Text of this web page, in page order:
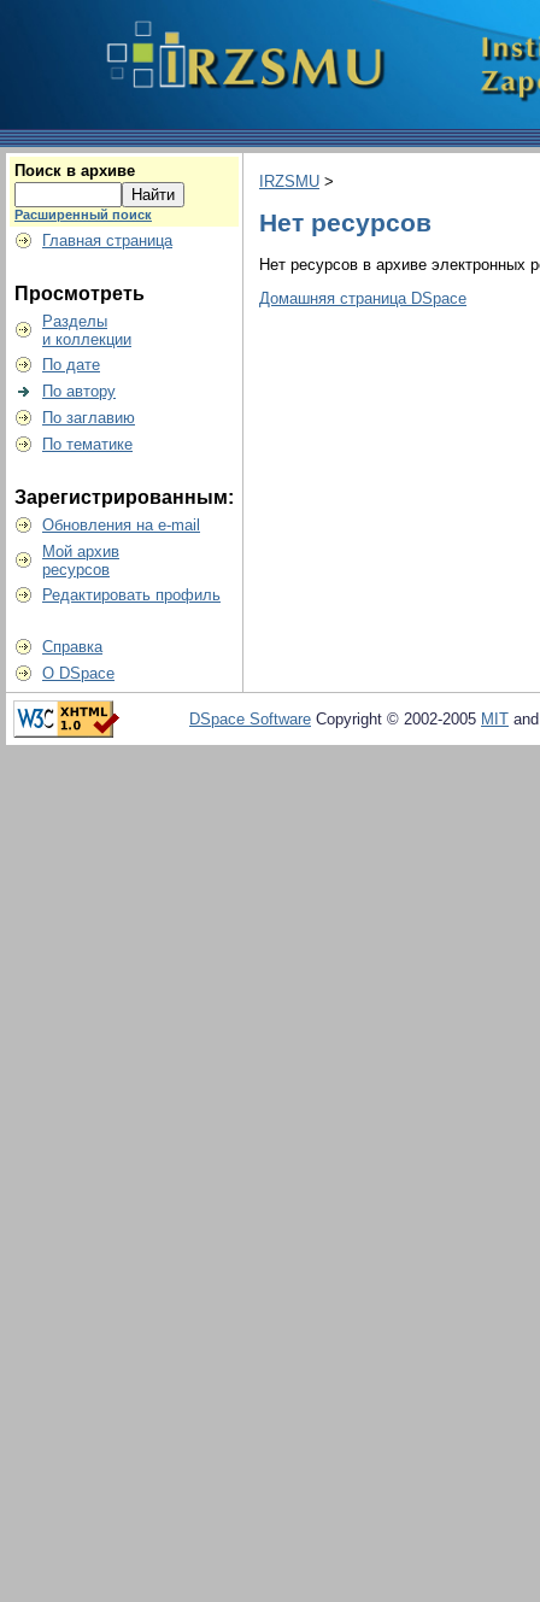
Поиск в архиве
Расширенный поиск
Главная страница
Просмотреть
Разделы
и коллекции
По дате
По автору
По заглавию
По тематике
Зарегистрированным:
Обновления на e-mail
Мой архив
ресурсов
Редактировать профиль
Справка
О DSpace
IRZSMU >
Нет ресурсов
Нет ресурсов в архиве электронных
Домашняя страница DSpace
DSpace Software Copyright © 2002-2005 MIT